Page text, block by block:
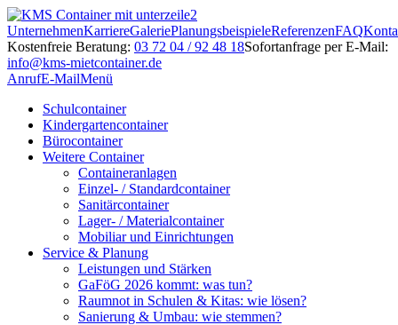
UnternehmenKarriereGaleriePlanungsbeispieleReferenzenFAQ
Kostenfreie Beratung: 03 72 04 / 92 48 18Sofortanfrage per E-Mail:
info@kms-mietcontainer.de
AnrufE-MailMenü
Schulcontainer
Kindergartencontainer
Bürocontainer
Weitere Container
Containeranlagen
Einzel- / Standardcontainer
Sanitärcontainer
Lager- / Materialcontainer
Mobiliar und Einrichtungen
Service & Planung
Leistungen und Stärken
GaFöG 2026 kommt: was tun?
Raumnot in Schulen & Kitas: wie lösen?
Sanierung & Umbau: wie stemmen?